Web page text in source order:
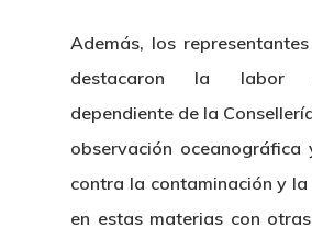
Además, los
destacaron la labor
dependiente de la
observación oceanográfica
contra la contaminación y
en estas materias con